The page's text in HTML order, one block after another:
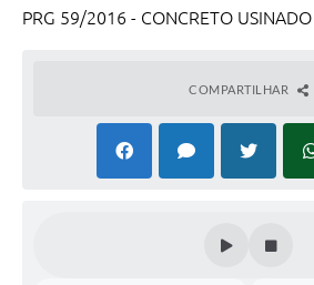
PRG 59/2016 - CONCRETO USINADO
COMPARTILHAR